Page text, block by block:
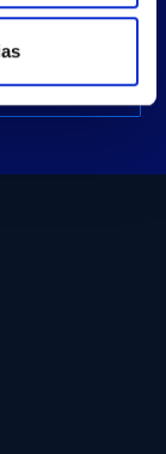
derechos, como
y detallada sobre